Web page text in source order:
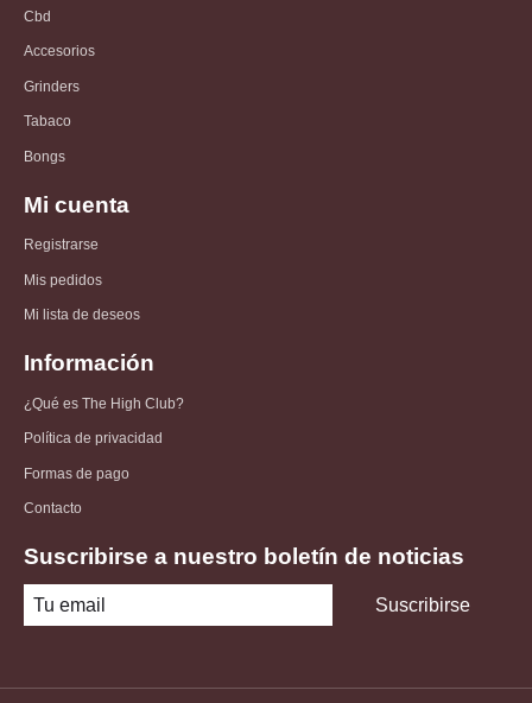
Cbd
Accesorios
Grinders
Tabaco
Bongs
Mi cuenta
Registrarse
Mis pedidos
Mi lista de deseos
Información
¿Qué es The High Club?
Política de privacidad
Formas de pago
Contacto
Suscribirse a nuestro boletín de noticias
Suscribirse